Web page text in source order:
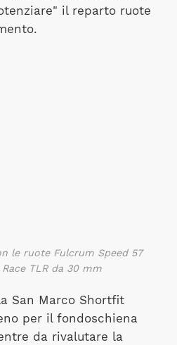
il reparto ruote
le ruote Fulcrum Speed 57
TLR da 30 mm
San Marco Shortfit
per il fondoschiena
da rivalutare la